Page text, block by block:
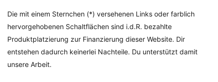
Die mit einem Sternchen (*) versehenen Links oder farblich
hervorgehobenen Schaltflächen sind i.d.R. bezahlte
Produktplatzierung zur Finanzierung dieser Website. Dir
entstehen dadurch keinerlei Nachteile. Du unterstützt damit
unsere Arbeit.